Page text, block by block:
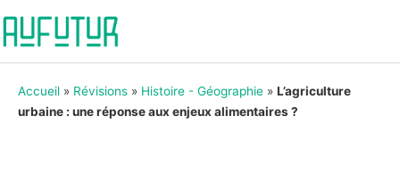
Accueil » Révisions » Histoire - Géographie » L’agriculture
urbaine : une réponse aux enjeux alimentaires ?